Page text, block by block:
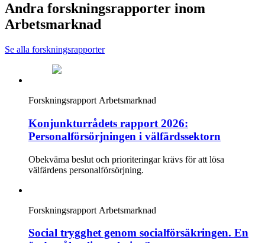
Andra forskningsrapporter inom
Arbetsmarknad
Se alla forskningsrapporter
Forskningsrapport Arbetsmarknad
Konjunkturrådets rapport 2026:
Personalförsörjningen i välfärdssektorn
Obekväma beslut och prioriteringar krävs för att lösa
välfärdens personalförsörjning.
Forskningsrapport Arbetsmarknad
Social trygghet genom socialförsäkringen. En